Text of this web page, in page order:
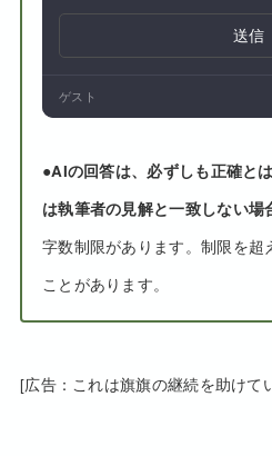
送信
ゲスト
●AIの回答は、必ずしも正確と
は執筆者の見解と一致しない場
字数制限があります。制限を超
ことがあります。
[広告：これは旗旗の継続を助けて